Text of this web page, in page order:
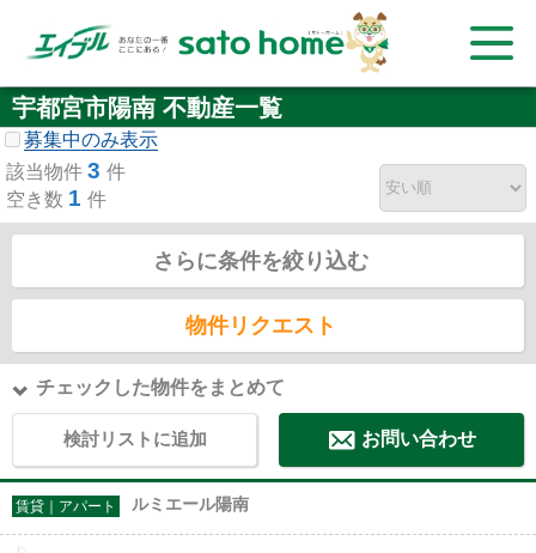
宇都宮市陽南 不動産一覧
募集中のみ表示
該当物件 3 件
空き数 1 件
さらに条件を絞り込む
物件リクエスト
チェックした物件をまとめて
検討リストに追加 お問い合わせ
賃貸｜アパート ルミエール陽南